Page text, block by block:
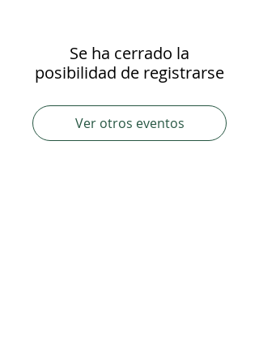
Se ha cerrado la
posibilidad de registrarse
Ver otros eventos